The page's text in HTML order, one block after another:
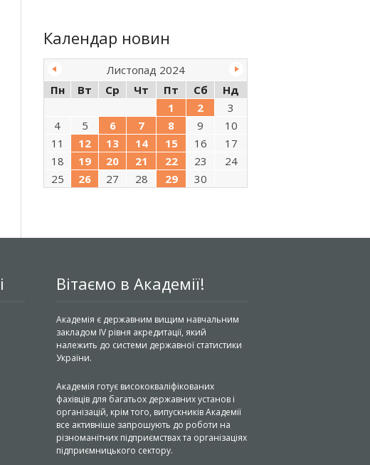
Календар новин
Листопад 2024
Пн
Вт Ср Чт Пт Сб
Нд
1
2
3
4
5 6 7 8 9
10
11
12 13 14 15 16
17
18
19 20 21 22 23
24
25
26 27 28 29 30
Вітаємо в Академії!
Академія є державним вищим навчальним
закладом IV рівня акредитації, який
належить до системи державної статистики
України.
Академія готує висококваліфікованих
фахівців для багатьох державних установ і
організацій, крім того, випускників Академії
все активніше запрошують до роботи на
різноманітних підприємствах та організаціях
підприємницького сектору.